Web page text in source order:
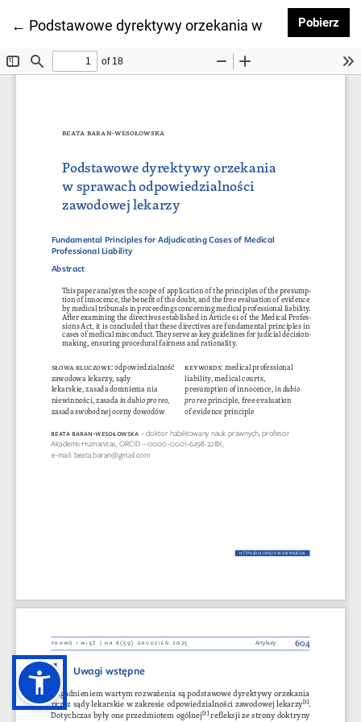
← Wróć do szczegółów artykułu
Podstawowe dyrektywy orzekania w sprawach
Pobierz